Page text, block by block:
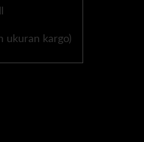
ukuran kargo)